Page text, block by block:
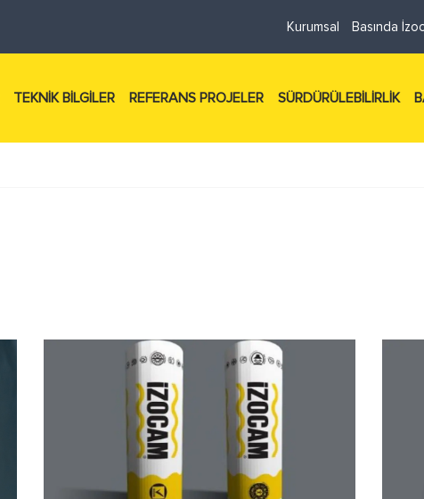
Kurumsal Basında
TEKNİK BİLGİLER REFERANS PROJELER SÜRDÜRÜLEBİLİRLİK